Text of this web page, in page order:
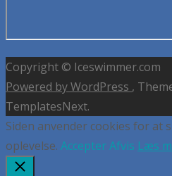
Copyright © Iceswimmer.com
Powered by WordPress ,
TemplatesNext.
Siden anvender cookies for at
oplevelse. AccepterAfvis Læs